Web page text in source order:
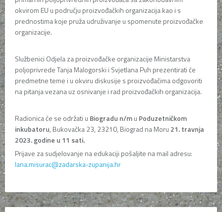
okvirom EU u području proizvođačkih organizacija kao i s
prednostima koje pruža udruživanje u spomenute proizvođačke
organizacije.
Službenici Odjela za proizvođačke organizacije Ministarstva
poljoprivrede Tanja Malogorski i Svjetlana Puh prezentirati će
predmetne teme i u okviru diskusije s proizvođačima odgovoriti
na pitanja vezana uz osnivanje i rad proizvođačkih organizacija.
Radionica će se održati u Biogradu n/mu Poduzetničkom
inkubatoru, Bukovačka 23, 23210, Biograd na Moru 21. travnja
2023. godine u 11 sati.
Prijave za sudjelovanje na edukaciji pošaljite na mail adresu:
lana.misurac@zadarska-zupanija.hr